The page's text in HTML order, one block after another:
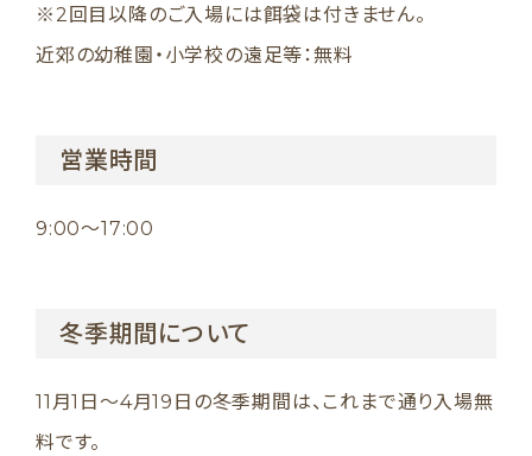
※2回目以降のご入場には餌袋は付きません。
近郊の幼稚園・小学校の遠足等：無料
営業時間
9:00〜17:00
冬季期間について
11月1日〜4月19日の冬季期間は、これまで通り入場無
料です。